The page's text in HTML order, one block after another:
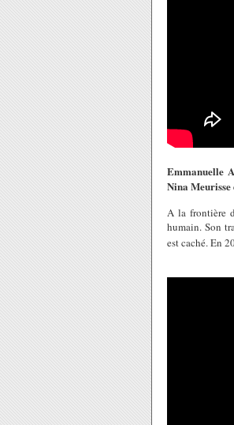
Emmanuelle
Nina
A la frontière
humain. Son
est caché. En